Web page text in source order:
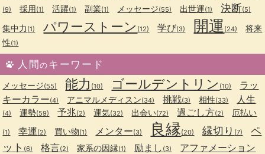
(9) 採用(1) 活躍(1) 副業(1) メッセージ(55) 出世運(1) 決断(5)
集中力 (1) パワーストーン (12) 学び(3) 開運 (24)
将来
性(1)
人間のキーワード
メッセージ(55) 能力 (10) ゴールデントリン (10)
ラッ
キーカラー(4) アニマルメディスン(34) 挑戦(3) 相性(33) 人生
(4) 運勢(59) 予兆(2) 運気(32) 出会い(72) 過ごし方(2) 厄払い
(1) 幸運(2) 買い物(1) メンター(3) 良縁(20) 縁切り (7)
ペ
ット (6) 格言(2) 家系の因縁(1) 励まし (3) アファメーション